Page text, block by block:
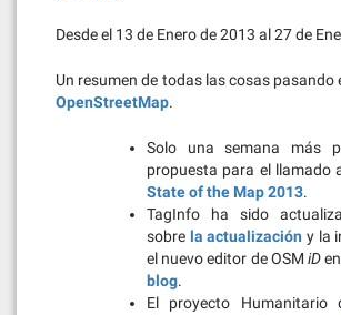
Desde el 13 de Enero de 2013 al 27 de
Un resumen de todas las cosas pasando
OpenStreetMap.
Solo una semana más
propuesta para el llamado
State of the Map 2013.
TagInfo ha sido
sobre la actualización y la
el nuevo editor de OSMiD
blog.
El proyecto Humanitario